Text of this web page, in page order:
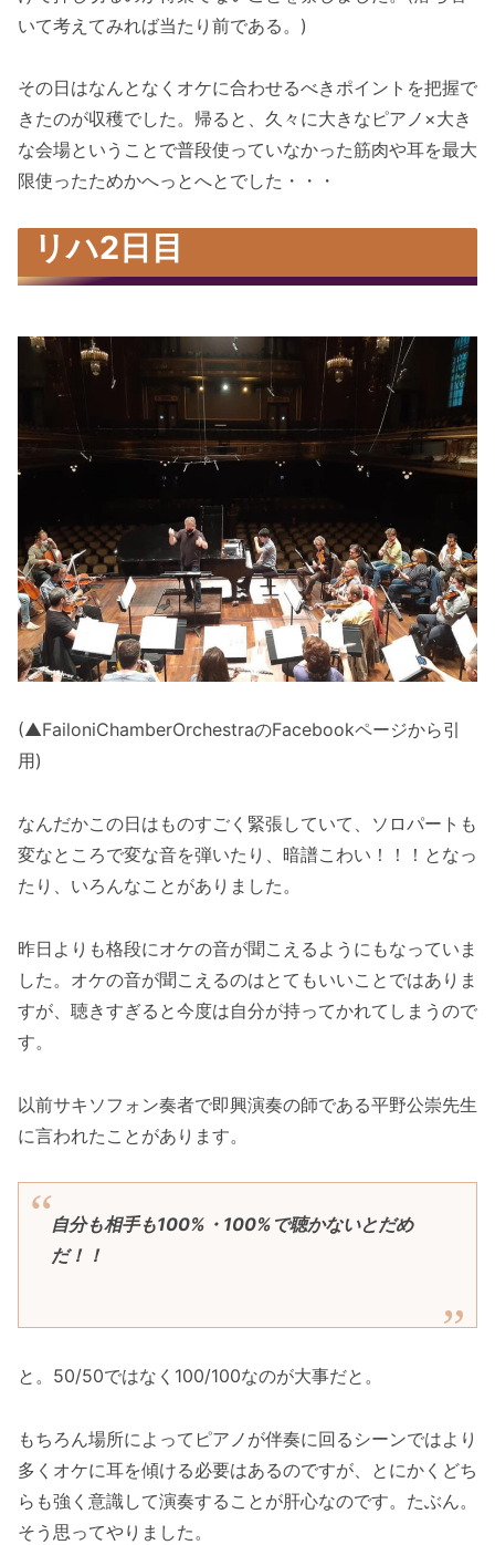
いて考えてみれば当たり前である。)
その日はなんとなくオケに合わせるべきポイントを把握で
きたのが収穫でした。帰ると、久々に大きなピアノ×大き
な会場ということで普段使っていなかった筋肉や耳を最大
限使ったためかへっとへとでした・・・
リハ2日目
(▲FailoniChamberOrchestraのFacebookページから引
用)
なんだかこの日はものすごく緊張していて、ソロパートも
変なところで変な音を弾いたり、暗譜こわい！！！となっ
たり、いろんなことがありました。
昨日よりも格段にオケの音が聞こえるようにもなっていま
した。オケの音が聞こえるのはとてもいいことではありま
すが、聴きすぎると今度は自分が持ってかれてしまうので
す。
以前サキソフォン奏者で即興演奏の師である平野公崇先生
に言われたことがあります。
自分も相手も100%・100%で聴かないとだめ
だ！！
と。50/50ではなく100/100なのが大事だと。
もちろん場所によってピアノが伴奏に回るシーンではより
多くオケに耳を傾ける必要はあるのですが、とにかくどち
らも強く意識して演奏することが肝心なのです。たぶん。
そう思ってやりました。